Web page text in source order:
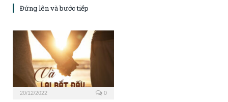
Đứng lên và bước tiếp
20/12/2022 0